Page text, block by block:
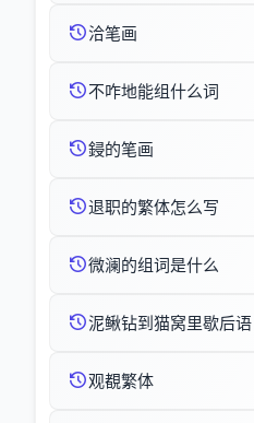
洽笔画
不咋地能组什么词
鋟的笔画
退职的繁体怎么写
微澜的组词是什么
泥鳅钻到猫窝里歇后语
观覩繁体